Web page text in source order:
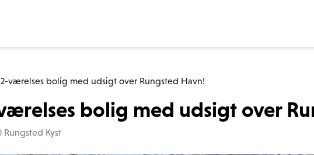
værelses bolig med udsigt over Rungsted Havn!
bolig med udsigt over
Rungsted Kyst